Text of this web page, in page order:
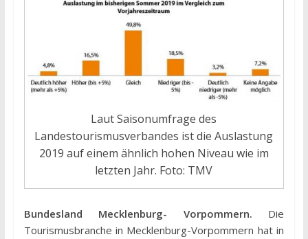
Laut Saisonumfrage des
Landestourismusverbandes ist die Auslastung
2019 auf einem ähnlich hohen Niveau wie im
letzten Jahr. Foto: TMV
Bundesland Mecklenburg- Vorpommern. Die
Tourismusbranche in Mecklenburg-Vorpommern hat in